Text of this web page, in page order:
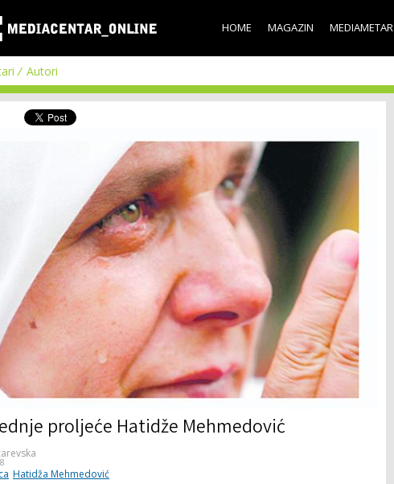
main
content
HOME MAGAZIN MEDIAMETAR
Autori
proljeće Hatidže Mehmedović
Hatidža Mehmedović